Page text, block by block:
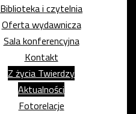
Biblioteka i czytelnia
Oferta wydawnicza
Sala konferencyjna
Kontakt
Z życia Twierdzy
Aktualności
Fotorelacje